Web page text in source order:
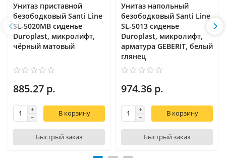
Унитаз приставной
безободковый Santi Line
SL-5020MB сиденье
Duroplast, микролифт,
чёрный матовый
885.27 р.
В корзину
Быстрый заказ
Унитаз напольный
безободковый Santi Line
SL-5013 сиденье
Duroplast, микролифт,
арматура GEBERIT, белый
глянец
974.36 р.
В корзину
Быстрый заказ